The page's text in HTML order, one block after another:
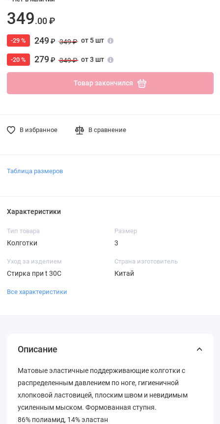
349.00 ₽
-29 % 249₽ 349 ₽ от 5 шт
-20 % 279₽ 349 ₽ от 3 шт
Товар закончился
В избранное В сравнение
Таблица размеров
Характеристики
Тип товара
Колготки
Размер
3
Уход за изделием
Стирка при t 30С
Страна изготовитель
Китай
Все характеристики
Описание
Матовые эластичные поддерживающие колготки с
распределенным давлением по ноге, гигиеничной
хлопковой ластовицей, плоским швом и невидимым
усиленным мыском. Формованная ступня.
86% полиамид, 14% эластан